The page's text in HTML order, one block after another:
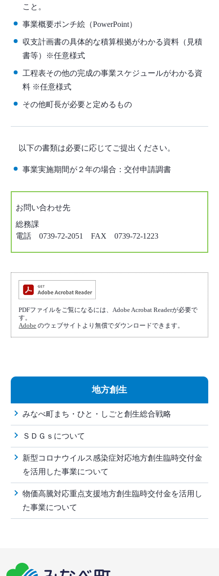
こと。
事業概要ポンチ絵（PowerPoint）
収支計画書の具体的な積算根拠がわかる資料（見積
書等）※任意様式
工程表その他の完成の事業スケジュールがわかる資
料 ※任意様式
その他町長が必要と定めるもの
以下の書類は必要に応じてご提出ください。
事業実施期間が２年の場合：交付申請調書
お問い合わせ先
総務課
電話 0739-72-2051 FAX 0739-72-1223
PDFファイルをご覧になるには、Adobe Acrobat Readerが必要で
す。
Adobe のウェブサイトより無償でダウンロードできます。
地方創生
みなべ町まち・ひと・しごと創生総合戦略
ＳＤＧｓについて
新型コロナウイルス感染症対応地方創生臨時交付金
を活用した事業について
物価高騰対応重点支援地方創生臨時交付金を活用し
た事業について